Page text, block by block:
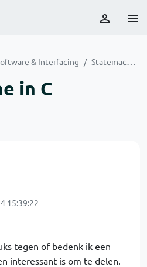
& Interfacing Statemachine in C
in C
15:39:22
tegen of bedenk ik een
interessant is om te delen.